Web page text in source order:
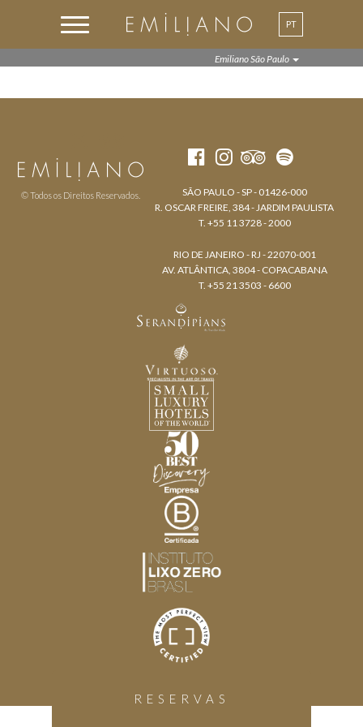
PT
EN
Emiliano São Paulo
RESERVAS
© Todos os Direitos Reservados.
SÃO PAULO - SP - 01426-000
R. OSCAR FREIRE, 384 - JARDIM PAULISTA
T. +55 11 3728 - 2000
RIO DE JANEIRO - RJ - 22070-001
AV. ATLÂNTICA, 3804 - COPACABANA
T. +55 21 3503 - 6600